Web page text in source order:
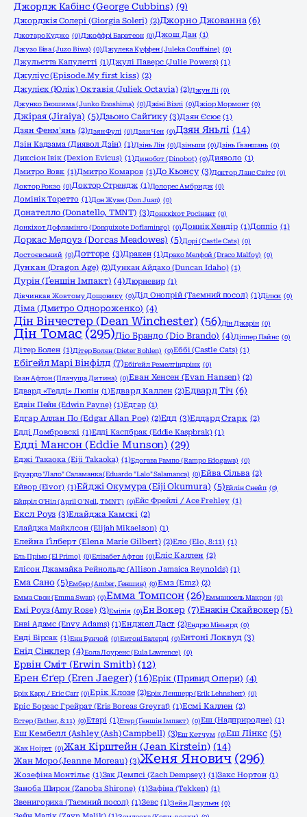
Джордж Кабінс (George Cubbins) (9)
Джорджія Солері (Giorgia Soleri) (2)Джорно Джованна (6)
Джотаро Куджо (0)Джоффрі Баратеон (0)Джош Дан (1)
Джузо Біва (Juzo Biwa) (0)Джулека Куффен (Juleka Couffaine) (0)
Джульєтта Капулетті (1)Джулі Паверс (Julie Powers) (1)
Джуліус (Episode.My first kiss) (2)
Джулієк (Юлік) Октавія (Juliek Octavia) (2)Джун Лі (0)
Джунко Еношима (Junko Enoshima) (0)Джіні Візлі (0)Джіор Мормонт (0)
Джірая (Jiraiya) (5)Дзьоно Сайґику (3)Дзян Єсює (1)
Дзян Фенм'янь (2)Дзян Фулі (0)Дзян Чен (0)Дзян Яньлі (14)
Дзін Кадзама (Диявол Дзін) (1)Дзінь Лін (0)Дзіньши (0)Дзінь Ґваншань (0)
Диксіон Івік (Dexion Evicus) (1)Динобот (Dinobot) (0)Дияволо (1)
Дмитро Вовк (1)Дмитро Комаров (1)До Кьонсу (3)Доктор Ланс Світс (0)
Доктор Рокзо (0)Доктор Стрендж (1)Долорес Амбридж (0)
Домінік Торетто (1)Дон Жуан (Don Juan) (0)
Донателло (Donatello, TMNT) (3)Донккіхот Росінант (0)
Донкіхот Дофламінго (Donquixote Doflamingo) (0)Доннік Хендір (1)Доппіо (1)
Доркас Медоуз (Dorcas Meadowes) (5)Дорі (Castle Cats) (0)
Достоєвський (0)Дотторе (3)Дракен (1)Драко Мелфой (Draco Malfoy) (0)
Дункан (Dragon Age) (2)Дункан Айдахо (Duncan Idaho) (1)
Дурін (Ґеншін Імпакт) (4)Дюрневир (1)
Дівчинка в Жовтому Дощовику (0)Дід Онопрій (Таємний посол) (1)Ділюк (0)
Діма (Дмитро Однороженко) (4)
Дін Вінчестер (Dean Winchester) (56)Дін Джарін (0)
Дін Томас (295)Діо Брандо (Dio Brando) (4)Діппер Пайнс (0)
Дітер Болен (1)Дітер Болен (Dieter Bohlen) (0)Еббі (Castle Cats) (1)
Ебіґейл Марі Вінфілд (7)Ебіґейл Ремелтіндрінк (0)
Еван Афтон (Плачуща Дитина) (0)Еван Хенсен (Evan Hansen) (2)
Едвард «Тедді» Люпін (1)Едвард Каллен (2)Едвард Тіч (6)
Едвін Пейн (Edwin Payne) (1)Едгар (1)
Едгар Аллан По (Edgar Allan Poe) (2)Едд (3)Еддард Старк (2)
Едді Домбровскі (1)Едді Каспбрак (Eddie Kaspbrak) (1)
Едді Мансон (Eddie Munson) (29)
Еджі Такаока (Eiji Takaoka) (1)Едогава Рампо (Rampo Edogawa) (0)
Едуардо "Лало" Саламанка (Eduardo "Lalo" Salamanca) (0)Ейва Сільва (2)
Ейвор (Eivor) (1)Ейджі Окумура (Eiji Okumura) (5)Ейлін Снейп (0)
Ейпріл О'Ніл (April O'Neil, TMNT) (0)Ейс Фрейлі / Ace Frehley (1)
Ексл Роуз (3)Елайджа Камскі (2)
Елайджа Майклсон (Elijah Mikaelson) (1)
Елейна Ґілберт (Elena Marie Gilbert) (2)Ело (Elo, 8:11) (1)
Ель Прімо (El Primo) (0)Елізабет Афтон (0)Еліс Каллен (2)
Елісон Джамайка Рейнольдс (Allison Jamaica Reynolds) (1)
Ема Сано (5)Ембер (Amber, Ґеншин) (0)Емз (Emz) (2)
Емма Свон (Emma Swan) (0)Емма Томпсон (26)Емманюель Макрон (0)
Емі Роуз (Amy Rose) (3)Емілія (0)Ен Вокер (7)Енакін Скайвокер (5)
Енві Адамс (Envy Adams) (1)Енджел Даст (2)Ендрю Міньярд (0)
Енді Бірсак (1)Енн Бунчой (0)Ентоні Балерді (0)Ентоні Локвуд (3)
Енід Сінклер (4)Еола Лоуренс (Eula Lawrence) (0)
Ервін Сміт (Erwin Smith) (12)
Ерен Єґер (Eren Jaeger) (16)Ерік (Привид Опери) (4)
Ерік Карр / Eric Carr (0)Ерік Клозе (2)Ерік Леншерр (Erik Lehnsherr) (0)
Еріс Бореас Грейрат (Eris Boreas Greyrat) (1)Есмі Каллен (2)
Естер (Esther, 8:11) (0)Етарі (1)Етер (Ґеншін Імпакт) (0)Еш (Надприродне) (1)
Еш Кембелл (Ashley (Ash) Campbell) (3)Еш Кетчум (0)Еш Лінкс (5)
Жак Ноірет (0)Жан Кірштейн (Jean Kirstein) (14)
Жан Моро (Jeanne Moreau) (3)Женя Янович (296)
Жозефіна Монтільє (1)Зак Демпсі (Zach Dempsey) (1)Закс Нортон (1)
Заноба Широн (Zanoba Shirone) (1)Зафіна (Tekken) (1)
Звенигориха (Таємний посол) (1)Зевс (1)Зейн Джульєн (0)